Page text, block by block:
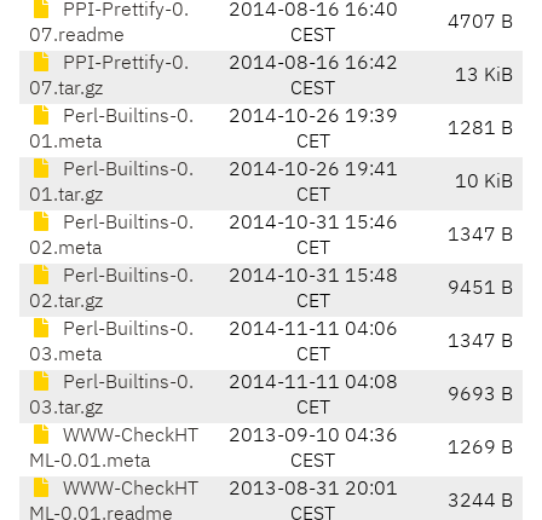
PPI-Prettify-0.
07.readme
2014-08-16 16:40
CEST
4707 B
PPI-Prettify-0.
07.tar.gz
2014-08-16 16:42
CEST
13 KiB
Perl-Builtins-0.
01.meta
2014-10-26 19:39
CET
1281 B
Perl-Builtins-0.
01.tar.gz
2014-10-26 19:41
CET
10 KiB
Perl-Builtins-0.
02.meta
2014-10-31 15:46
CET
1347 B
Perl-Builtins-0.
02.tar.gz
2014-10-31 15:48
CET
9451 B
Perl-Builtins-0.
03.meta
2014-11-11 04:06
CET
1347 B
Perl-Builtins-0.
03.tar.gz
2014-11-11 04:08
CET
9693 B
WWW-CheckHT
ML-0.01.meta
2013-09-10 04:36
CEST
1269 B
WWW-CheckHT
ML-0.01.readme
2013-08-31 20:01
CEST
3244 B